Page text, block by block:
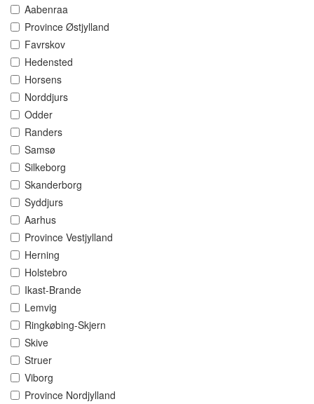
Aabenraa
Province Østjylland
Favrskov
Hedensted
Horsens
Norddjurs
Odder
Randers
Samsø
Silkeborg
Skanderborg
Syddjurs
Aarhus
Province Vestjylland
Herning
Holstebro
Ikast-Brande
Lemvig
Ringkøbing-Skjern
Skive
Struer
Viborg
Province Nordjylland